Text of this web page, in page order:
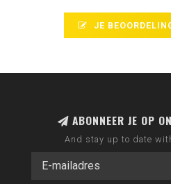
JE
ABONNEER JE OP
And stay up to date